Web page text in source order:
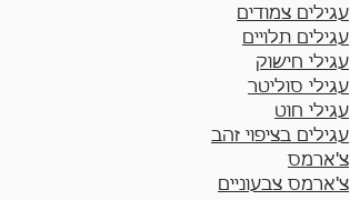
עגילים צמודים​
עגילים תלויים
עגילי חישוק
עגילי סוליטר
עגילי חוט
עגילים בציפוי זהב
צ'ארמס
צ'ארמס צבעוניים​